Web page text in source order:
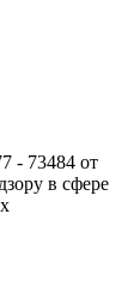
- 73484 от
в сфере